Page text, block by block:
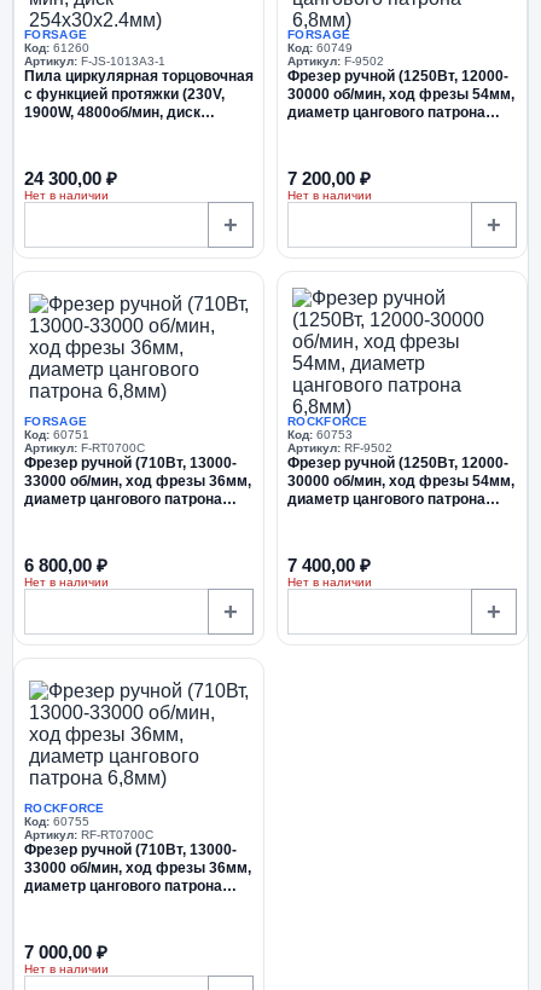
FORSAGE
Код: 61260
Артикул: F-JS-1013A3-1
Пила циркулярная торцовочная
с функцией протяжки (230V,
1900W, 4800об/мин, диск
24 300,00 ₽
Нет в наличии
+
FORSAGE
Код: 60749
Артикул: F-9502
Фрезер ручной (1250Вт, 12000-
30000 об/мин, ход фрезы 54мм,
диаметр цангового патрона
7 200,00 ₽
Нет в наличии
+
FORSAGE
Код: 60751
Артикул: F-RT0700C
Фрезер ручной (710Вт, 13000-
33000 об/мин, ход фрезы 36мм,
диаметр цангового патрона
6 800,00 ₽
Нет в наличии
+
ROCKFORCE
Код: 60753
Артикул: RF-9502
Фрезер ручной (1250Вт, 12000-
30000 об/мин, ход фрезы 54мм,
диаметр цангового патрона
7 400,00 ₽
Нет в наличии
+
ROCKFORCE
Код: 60755
Артикул: RF-RT0700C
Фрезер ручной (710Вт, 13000-
33000 об/мин, ход фрезы 36мм,
диаметр цангового патрона
7 000,00 ₽
Нет в наличии